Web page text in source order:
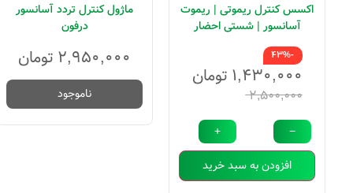
اکسس کنترل ریموتی | ریموت
آسانسور | شستی احضار
ریموتی آسانسور
۲,۵۰۰,۰۰۰
۱,۴۳۰,۰۰۰ تومان
-43%
−
+
افزودن به سبد خرید
ماژول کنترل تردد آسانسور
درفون
۲,۹۵۰,۰۰۰ تومان
ناموجود